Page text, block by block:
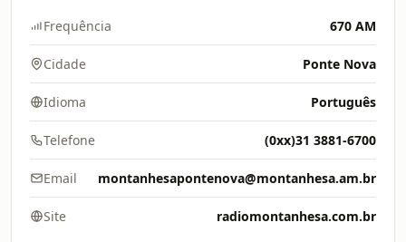
Frequência 670 AM
Cidade Ponte Nova
Idioma Português
Telefone (0xx)31 3881-6700
Email montanhesapontenova@montanhesa.am.br
Site radiomontanhesa.com.br